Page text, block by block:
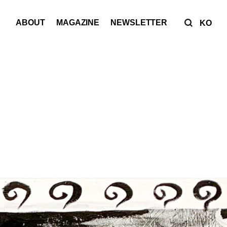
ABOUT MAGAZINE NEWSLETTER KO